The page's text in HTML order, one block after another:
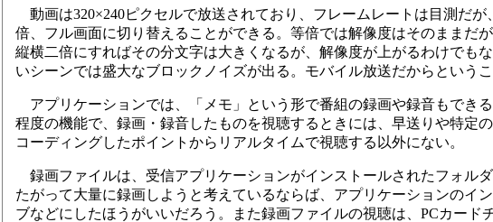
動画は320×240ピクセルで放送されており、フレームレートは目測だが
倍、フル画面に切り替えることができる。等倍では解像度はそのままだ
縦横二倍にすればその分文字は大きくなるが、解像度が上がるわけでも
いシーンでは盛大なブロックノイズが出る。モバイル放送だからという
アプリケーションでは、「メモ」という形で番組の録画や録音もでき
程度の機能で、録画・録音したものを視聴するときには、早送りや特定
コーディングしたポイントからリアルタイムで視聴する以外にない。
録画ファイルは、受信アプリケーションがインストールされたフォル
たがって大量に録画しようと考えているならば、アプリケーションのイ
ブなどにしたほうがいいだろう。また録画ファイルの視聴は、PCカード